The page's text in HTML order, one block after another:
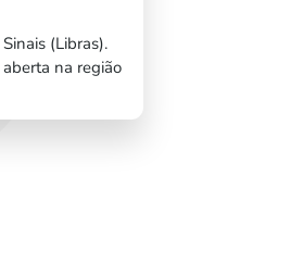
(Libras).
na região